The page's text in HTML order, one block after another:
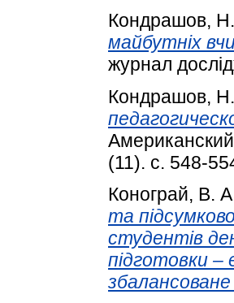
Кондрашов,
майбутніх
журнал
Кондрашов,
(11). с. 548-
Конограй, В.
та
студентів
підготовки –